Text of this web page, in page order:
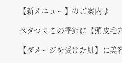
【新メニュー】のご案内♪
ベタつくこの季節に【頭皮毛
【ダメージを受けた肌】に